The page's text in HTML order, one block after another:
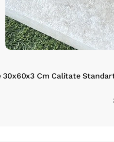
30x60x3 Cm Calitate